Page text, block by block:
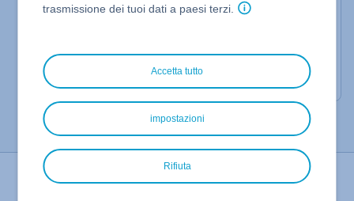
Puoi utilizzare Webmail anche se gestisci le tue e-
accedere a Webmail online in qualsiasi momento,
https://mail.ionos.it
Stampa pagina
trasmissione dei tuoi dati a paesi terzi.
Accetta tutto
Rifiuta
impostazioni